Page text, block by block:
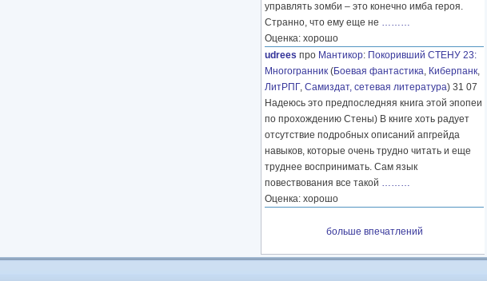
управлять зомби – это конечно имба героя.
Странно, что ему еще не ………
Оценка: хорошо
udrees про Мантикор: Покоривший СТЕНУ 23:
Многогранник (Боевая фантастика, Киберпанк,
ЛитРПГ, Самиздат, сетевая литература) 31 07
Надеюсь это предпоследняя книга этой эпопеи
по прохождению Стены) В книге хоть радует
отсутствие подробных описаний апгрейда
навыков, которые очень трудно читать и еще
труднее воспринимать. Сам язык
повествования все такой ………
Оценка: хорошо
больше впечатлений